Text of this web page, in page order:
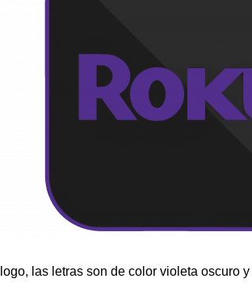
las letras son de color violeta oscuro